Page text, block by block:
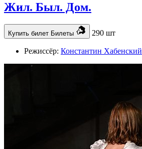
Жил. Был. Дом.
Купить билет Билеты 290 шт
Режиссёр: Константин Хабенский